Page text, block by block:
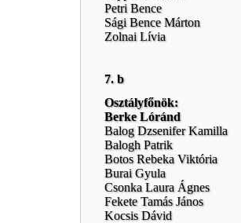
Petri Bence
Sági Bence Márton
Zolnai Lívia
7. b
Osztályfőnök:
Berke Lóránd
Balog Dzsenifer Kamilla
Balogh Patrik
Botos Rebeka Viktória
Burai Gyula
Csonka Laura Ágnes
Fekete Tamás János
Kocsis Dávid